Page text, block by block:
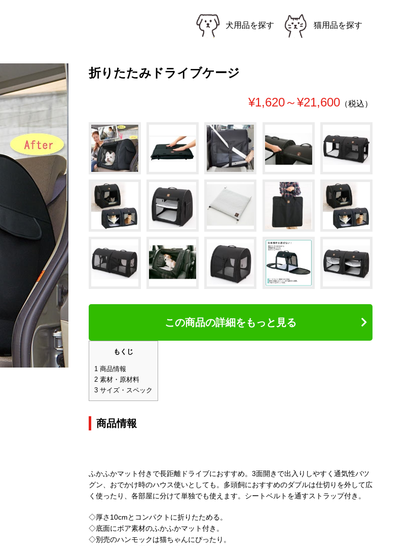
犬用品を探す 猫用品を探す
折りたたみドライブケージ
¥1,620～¥21,600 （税込）
この商品の詳細をもっと見る
もくじ
1 商品情報
2 素材・原材料
3 サイズ・スペック
商品情報
ふかふかマット付きで長距離ドライブにおすすめ。3面開きで出入りしやすく通気性バツ
グン、おでかけ時のハウス使いとしても。多頭飼におすすめのダブルは仕切りを外して広
く使ったり、各部屋に分けて単独でも使えます。シートベルトを通すストラップ付き。
◇厚さ10cmとコンパクトに折りたためる。
◇底面にボア素材のふかふかマット付き。
◇別売のハンモックは猫ちゃんにぴったり。